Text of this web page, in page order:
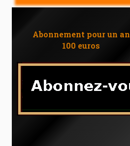
Abonnement pour un an
100 euros